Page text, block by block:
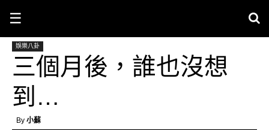
☰
娛樂八卦
三個月後，誰也沒想
到…
By 小蘇